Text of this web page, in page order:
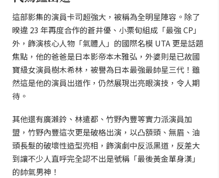
這部影集的演員卡司超強大，被稱為全明星陣容。除了
暌違 23 年再度合作的蒼井優、小栗旬組成「最強 CP」
外，飾演核心人物「氣體人」的國際名模 UTA 更是話題
焦點，他的爸爸是日本影帝本木雅弘，外婆則是已故國
寶級女演員樹木希林，被譽為日本最強最帥星三代！雖
然這是他的演員出道作，仍然展現出亮眼演技，令人期
待。
其他還有廣瀨鈴、林遣都、竹野內豐等實力派演員加
盟，竹野內豐這次更是破格出演，以凸額頭、無眉、油
頭長髮的破壞性造型亮相，飾演劇中反派黑道，反差大
到讓不少人直呼完全認不出是號稱「最後黃金單身漢」
的帥氣男神！